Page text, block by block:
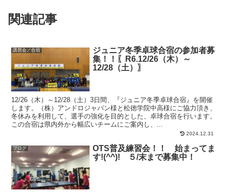
関連記事
講習会／合宿
ジュニア冬季卓球合宿の参加者募
集！！〖R6.12/26（木）～
12/28（土）〗
12/26（木）～12/28（土）3日間、『ジュニア冬季卓球合宿』を開催
します。（株）アンドロジャパン様と松徳学院中高様にご協力頂き、
冬休みを利用して、選手の強化を目的とした、卓球合宿を行います。
この合宿は県内外から幅広いチームにご案内し、...
2024.12.31
ブログ
OTS普及練習会！！ 始まってま
す!(^^)! ５/末まで募集中！